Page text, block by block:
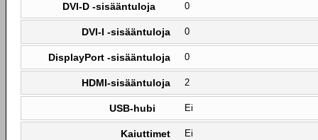
DVI-D -sisääntuloja 0
DVI-I -sisääntuloja 0
DisplayPort -sisääntuloja 0
HDMI-sisääntuloja 2
USB-hubi Ei
Kaiuttimet Ei